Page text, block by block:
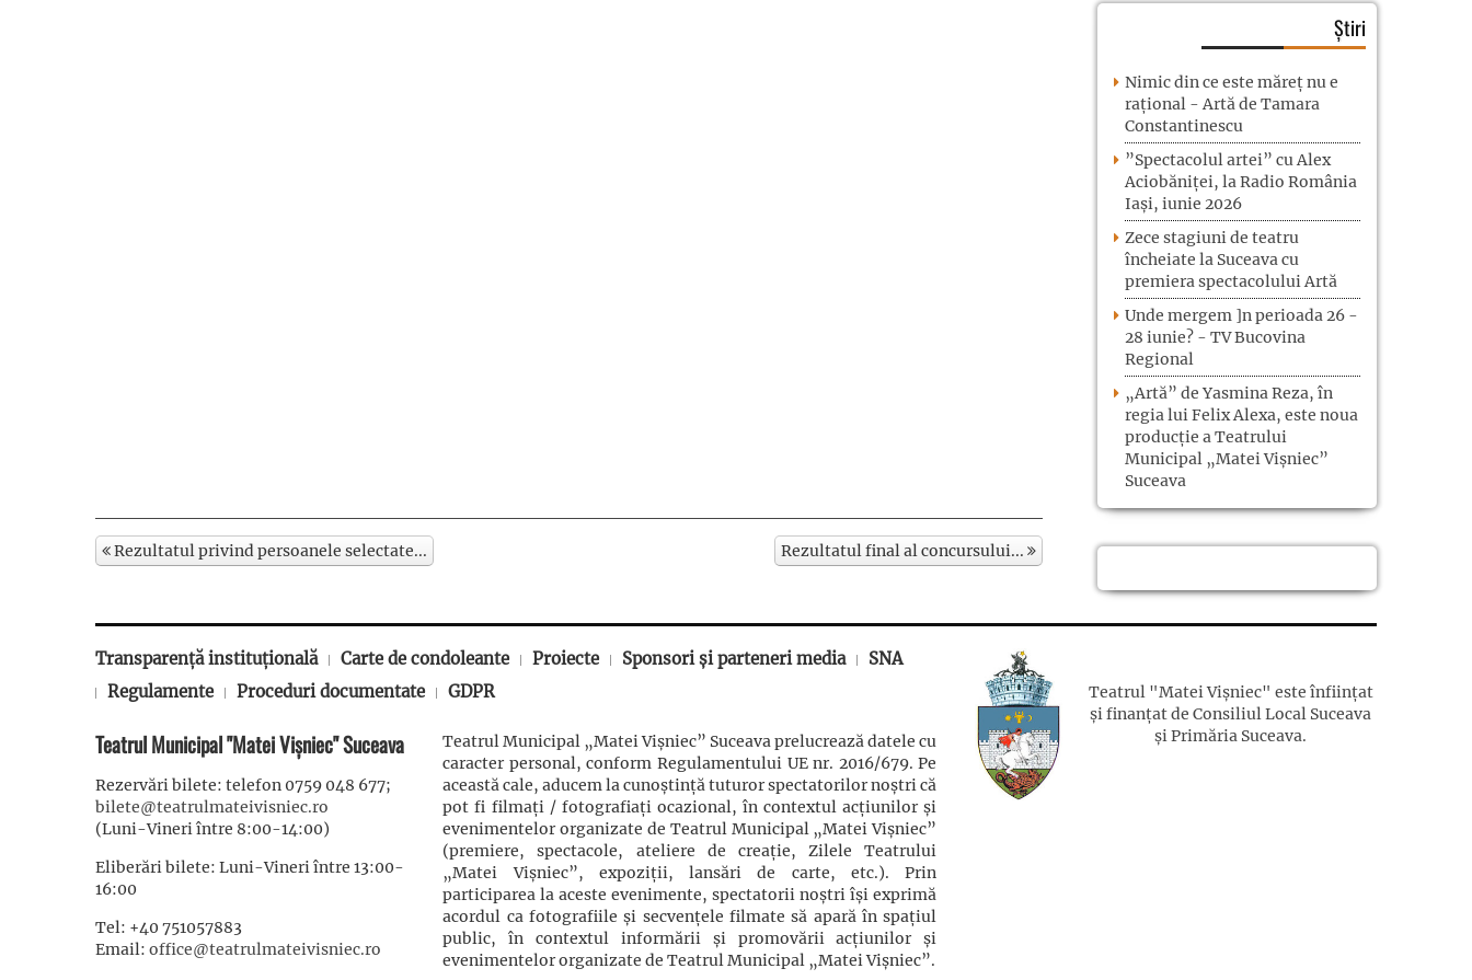
Rezultatul privind persoanele selectate... Rezultatul final al concursului...
Știri
Nimic din ce este măreț nu e
rațional - Artă de Tamara
Constantinescu
”Spectacolul artei” cu Alex
Aciobăniței, la Radio România
Iași, iunie 2026
Zece stagiuni de teatru
încheiate la Suceava cu
premiera spectacolului Artă
Unde mergem ]n perioada 26 -
28 iunie? - TV Bucovina
Regional
„Artă” de Yasmina Reza, în
regia lui Felix Alexa, este noua
producție a Teatrului
Municipal „Matei Vișniec”
Suceava
Transparență instituțională Carte de condoleante Proiecte Sponsori și parteneri media
SNA
Regulamente
Proceduri documentate GDPR
Teatrul Municipal "Matei Vișniec" Suceava
Rezervări bilete: telefon 0759 048 677;
bilete@teatrulmateivisniec.ro
(Luni-Vineri între 8:00-14:00)
Eliberări bilete: Luni-Vineri între 13:00-
16:00
Tel: +40 751057883
Email: office@teatrulmateivisniec.ro
Teatrul Municipal „Matei Vișniec” Suceava prelucrează datele cu
caracter personal, conform Regulamentului UE nr. 2016/679. Pe
această cale, aducem la cunoștință tuturor spectatorilor noștri că
pot fi filmaţi / fotografiaţi ocazional, în contextul acţiunilor şi
evenimentelor organizate de Teatrul Municipal „Matei Vișniec”
(premiere, spectacole, ateliere de creație, Zilele Teatrului
„Matei Vișniec”, expoziții, lansări de carte, etc.). Prin
participarea la aceste evenimente, spectatorii noștri își exprimă
acordul ca fotografiile și secvențele filmate să apară în spațiul
public, în contextul informării și promovării acţiunilor şi
evenimentelor organizate de Teatrul Municipal „Matei Vișniec”.
Teatrul "Matei Vișniec" este înființat
și finanțat de Consiliul Local Suceava
și Primăria Suceava.